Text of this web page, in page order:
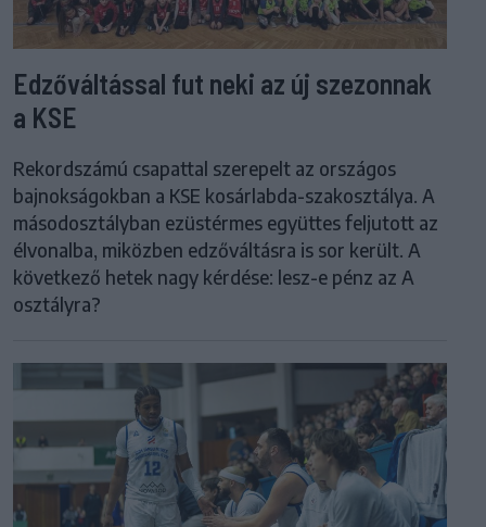
Edzőváltással fut neki az új szezonnak
a KSE
Rekordszámú csapattal szerepelt az országos
bajnokságokban a KSE kosárlabda-szakosztálya. A
másodosztályban ezüstérmes együttes feljutott az
élvonalba, miközben edzőváltásra is sor került. A
következő hetek nagy kérdése: lesz-e pénz az A
osztályra?